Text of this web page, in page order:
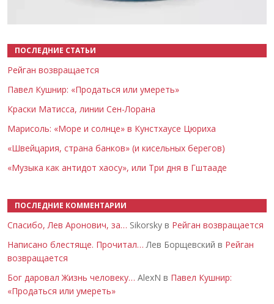
ПОСЛЕДНИЕ СТАТЬИ
Рейган возвращается
Павел Кушнир: «Продаться или умереть»
Краски Матисса, линии Сен-Лорана
Марисоль: «Море и солнце» в Кунстхаусе Цюриха
«Швейцария, страна банков» (и кисельных берегов)
«Музыка как антидот хаосу», или Три дня в Гштааде
ПОСЛЕДНИЕ КОММЕНТАРИИ
Спасибо, Лев Аронович, за… Sikorsky в Рейган возвращается
Написано блестяще. Прочитал… Лев Борщевский в Рейган
возвращается
Бог даровал Жизнь человеку… AlexN в Павел Кушнир:
«Продаться или умереть»